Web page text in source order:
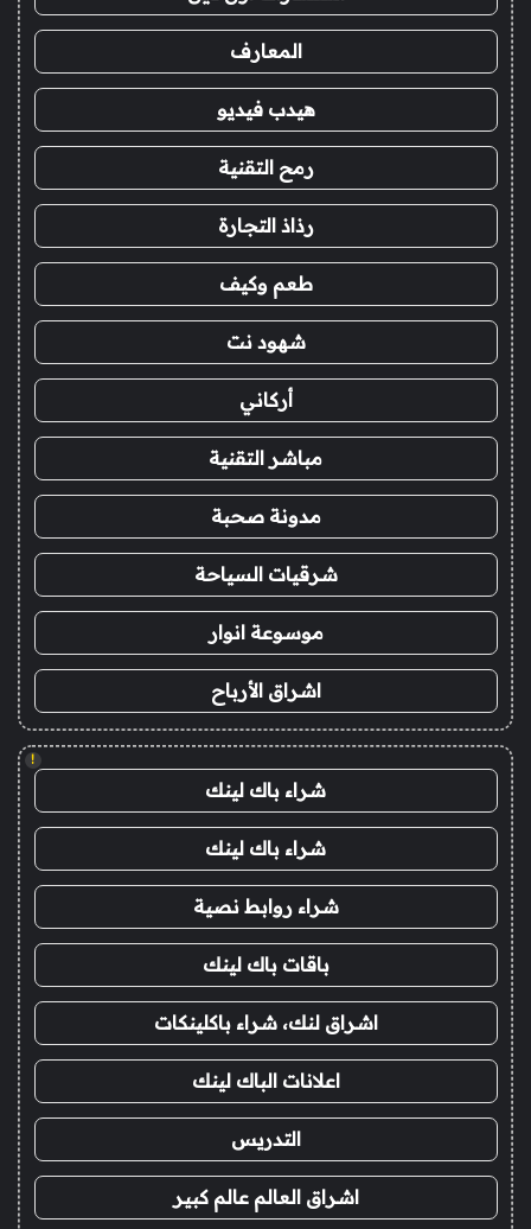
المعارف
هيدب فيديو
رمح التقنية
رذاذ التجارة
طعم وكيف
شهود نت
أركاني
مباشر التقنية
مدونة صحبة
شرقيات السياحة
موسوعة انوار
اشراق الأرباح
!
شراء باك لينك
شراء باك لينك
شراء روابط نصية
باقات باك لينك
اشراق لنك، شراء باكلينكات
اعلانات الباك لينك
التدريس
اشراق العالم عالم كبير